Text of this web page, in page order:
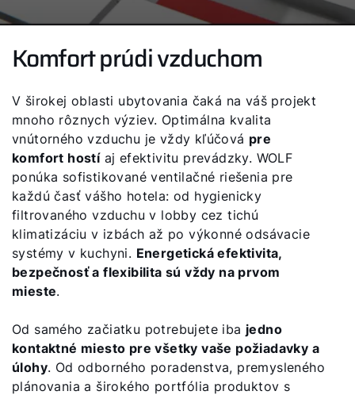
Komfort prúdi vzduchom
V širokej oblasti ubytovania čaká na váš projekt
mnoho rôznych výziev. Optimálna kvalita
vnútorného vzduchu je vždy kľúčová pre
komfort hostíaj efektivitu prevádzky. WOLF
ponúka sofistikované ventilačné riešenia pre
každú časť vášho hotela: od hygienicky
filtrovaného vzduchu v lobby cez tichú
klimatizáciu v izbách až po výkonné odsávacie
systémy v kuchyni. Energetická efektivita,
bezpečnosť a flexibilita sú vždy na prvom
mieste.
Od samého začiatku potrebujete iba jedno
kontaktné miesto pre všetky vaše požiadavky a
úlohy. Od odborného poradenstva, premysleného
plánovania a širokého portfólia produktov s